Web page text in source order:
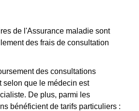
de l'Assurance maladie sont
des frais de consultation
des consultations
selon que le médecin est
De plus, parmi les
bénéficient de tarifs particuliers :